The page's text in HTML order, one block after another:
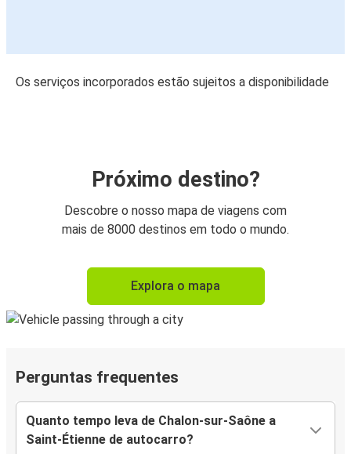
Os serviços incorporados estão sujeitos a disponibilidade
Próximo destino?
Descobre o nosso mapa de viagens com
mais de 8000 destinos em todo o mundo.
Explora o mapa
Perguntas frequentes
Quanto tempo leva de Chalon-sur-Saône a
Saint-Étienne de autocarro?